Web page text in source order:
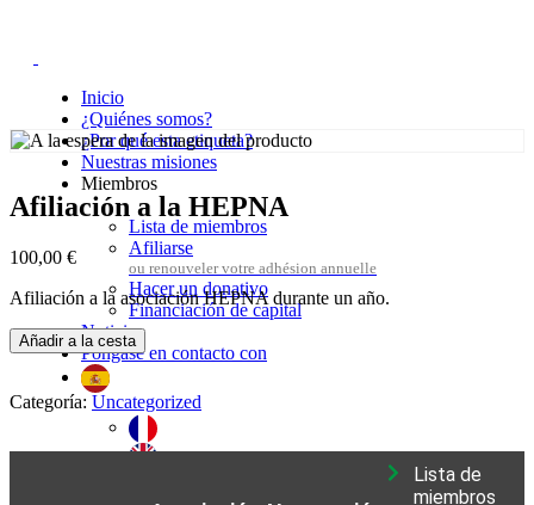
Inicio
¿Quiénes somos?
¿Por qué esta etiqueta?
Nuestras misiones
Miembros
Lista de miembros
Afiliarse
Hacer un donativo
Financiación de capital
Noticias
Póngase en contacto con
Afiliación a la HEPNA
100,00 €
Afiliación a la asociación HEPNA durante un año.
Añadir a la cesta
Categoría: Uncategorized
Lista de
miembros